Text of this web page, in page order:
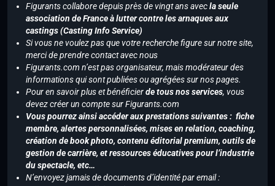
Figurants collabore depuis près de vingt ans avecla seule
association de France à lutter contre les arnaques aux
castings (Casting Info Service)
Si vous ne voulez pas que votre recherche figure sur notre site,
merci de prendre contact avec nous
Figurants.com n’est pas organisateur, mais modérateur des
informations qui sont publiées ou agrégées sur nos pages.
Pour en savoir plus et bénéficierde tous nos services, vous
devez créer un compte sur Figurants.com
Vous pourrez ainsi accéder aux prestations suivantes : fiche
membre, alertes personnalisées, mises en relation, coaching,
création de book photo, contenu éditorial premium, outils de
gestion de carrière, et ressources éducatives pour l’industrie
du spectacle, etc…
N’envoyez jamais de documents d’identité par email :